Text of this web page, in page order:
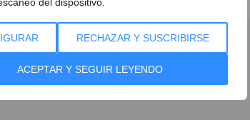
RECHAZAR Y SUSCRIBIRSE
ACEPTAR Y SEGUIR LEYENDO